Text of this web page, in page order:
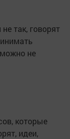
так, говорят
не
которые
идеи,